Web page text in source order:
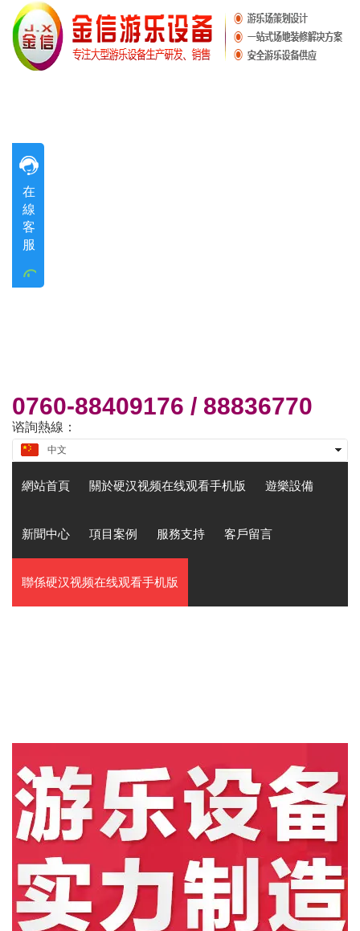
在
線
客
服
0760-88409176 / 88836770
谘詢熱線：
中文
網站首頁 關於硬汉视频在线观看手机版 遊樂設備
新聞中心 項目案例 服務支持 客戶留言
聯係硬汉视频在线观看手机版
聯係硬汉视频在线观看手机版
提供一站式兒童遊樂場整體解決方案，期待與您合作
中
山